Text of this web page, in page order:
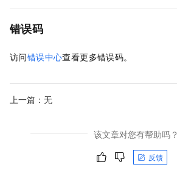
错误码
访问错误中心查看更多错误码。
上一篇：无
该文章对您有帮助吗？
反馈